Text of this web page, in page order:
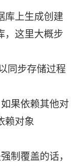
库上生成创建
，这里大概步
同步存储过程
果依赖其他对
赖对象
制覆盖的话，